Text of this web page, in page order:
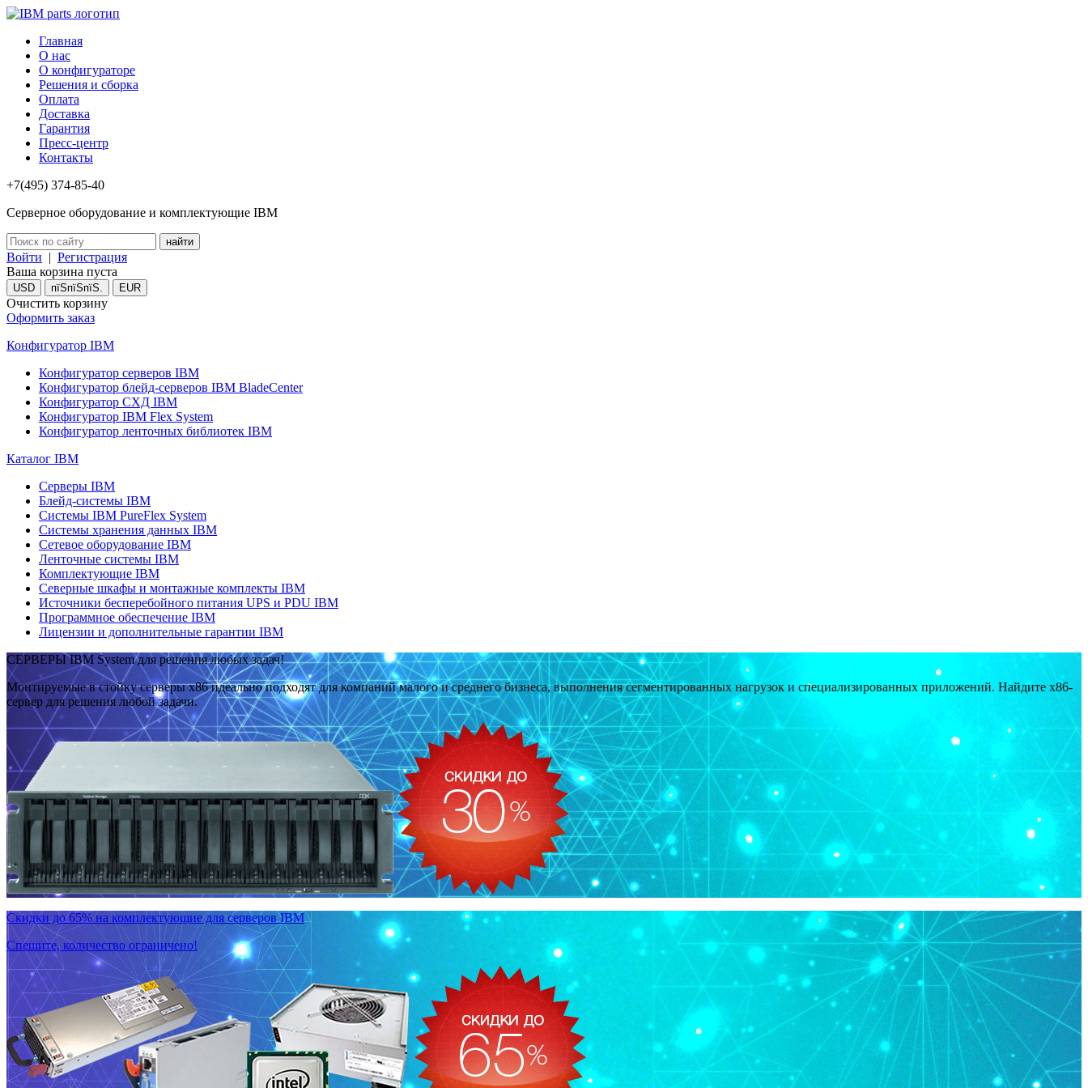
Главная
О нас
О конфигураторе
Решения и сборка
Оплата
Доставка
Гарантия
Пресс-центр
Контакты
+7(495) 374-85-40
Серверное оборудование и комплектующие IBM
Войти | Регистрация
Ваша корзина пуста
USD пїЅпїЅпїЅ. EUR
Очистить корзину
Оформить заказ
Конфигуратор IBM
Конфигуратор серверов IBM
Конфигуратор блейд-серверов IBM BladeCenter
Конфигуратор СХД IBM
Конфигуратор IBM Flex System
Конфигуратор ленточных библиотек IBM
Каталог IBM
Серверы IBM
Блейд-системы IBM
Системы IBM PureFlex System
Системы хранения данных IBM
Сетевое оборудование IBM
Ленточные системы IBM
Комплектующие IBM
Северные шкафы и монтажные комплекты IBM
Источники бесперебойного питания UPS и PDU IBM
Программное обеспечение IBM
Лицензии и дополнительные гарантии IBM
СЕРВЕРЫ IBM System для решения любых задач!
Монтируемые в стойку серверы x86 идеально подходят для компаний малого и среднего бизнеса, выполнения сегментированных нагрузок и специализированных приложений. Найдите x86-
сервер для решения любой задачи.
Скидки до 65% на комплектующие для серверов IBM
Спешите, количество ограничено!